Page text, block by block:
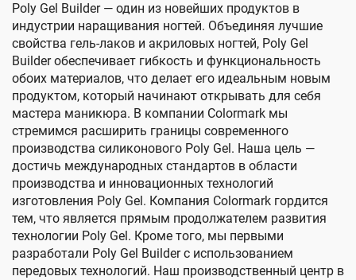
Poly Gel Builder — один из новейших продуктов в
индустрии наращивания ногтей. Объединяя лучшие
свойства гель-лаков и акриловых ногтей, Poly Gel
Builder обеспечивает гибкость и функциональность
обоих материалов, что делает его идеальным новым
продуктом, который начинают открывать для себя
мастера маникюра. В компании Colormark мы
стремимся расширить границы современного
производства силиконового Poly Gel. Наша цель —
достичь международных стандартов в области
производства и инновационных технологий
изготовления Poly Gel. Компания Colormark гордится
тем, что является прямым продолжателем развития
технологии Poly Gel. Кроме того, мы первыми
разработали Poly Gel Builder с использованием
передовых технологий. Наш производственный центр в